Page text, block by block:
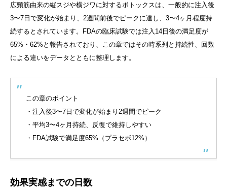
広頸筋由来の縦スジや横ジワに対するボトックスは、一般的に注入後
3〜7日で変化が始まり、2週間前後でピークに達し、3〜4ヶ月程度持
続するとされています。FDAの臨床試験では注入14日後の満足度が
65%・62%と報告されており、この章ではその時系列と持続性、回数
による違いをデータとともに整理します。
この章のポイント
・注入後3〜7日で変化が始まり2週間でピーク
・平均3〜4ヶ月持続、反復で維持しやすい
・FDA試験で満足度65%（プラセボ12%）
効果実感までの日数